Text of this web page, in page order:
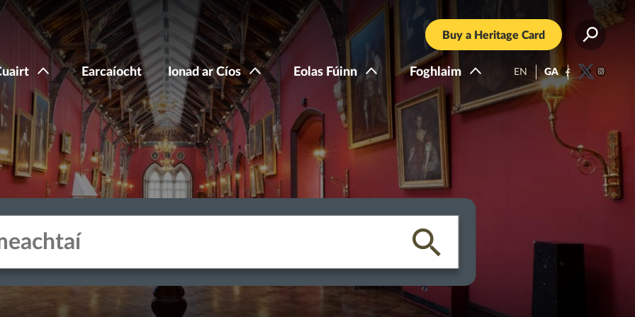
Buy a Heritage Card
Earcaíocht Ionad ar Cíos Eolas Fúinn Foghlaim EN GAFacebook
Twitter